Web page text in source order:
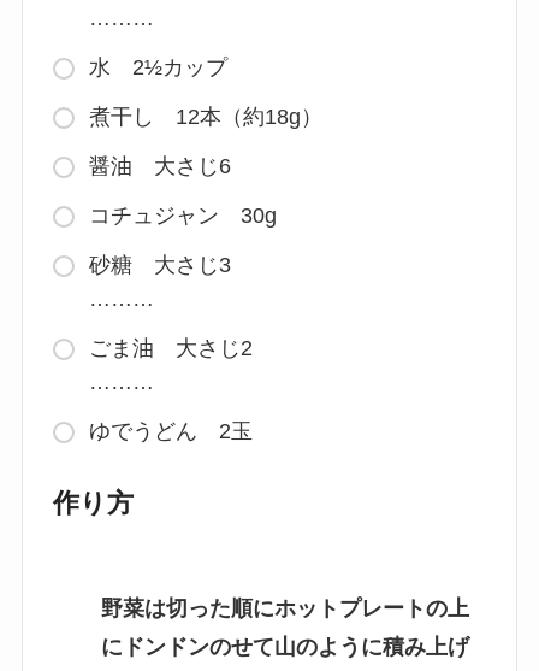
………
水 2½カップ
煮干し 12本（約18g）
醤油 大さじ6
コチュジャン 30g
砂糖 大さじ3
………
ごま油 大さじ2
………
ゆでうどん 2玉
作り方
野菜は切った順にホットプレートの上
にドンドンのせて山のように積み上げ